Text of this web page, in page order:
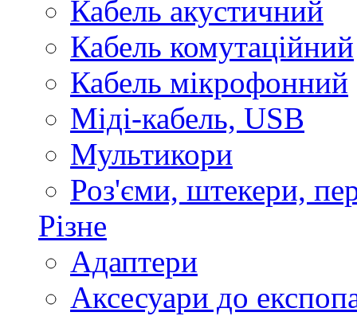
Кабель акустичний
Кабель комутаційний
Кабель мікрофонний
Міді-кабель, USB
Мультикори
Роз'єми, штекери,
Різне
Адаптери
Аксесуари до